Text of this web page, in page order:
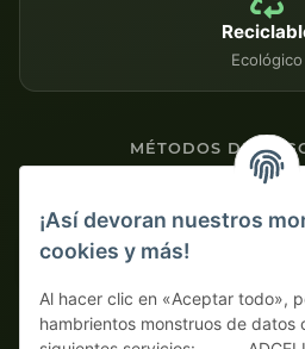
Ecológico
MÉTODOS DE
Pago por adelantado con
¡Así devoran nuestros
cookies y más!
Al hacer clic en «Aceptar todo»,
hambrientos monstruos de datos